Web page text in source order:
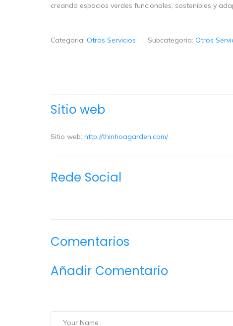
creando espacios verdes funcionales, sostenibles y
Categoria: Otros Servicios Subcategoria: Otros
Sitio web
Sitio web: http://thinhoagarden.com/
Rede Social
Comentarios
Añadir Comentario